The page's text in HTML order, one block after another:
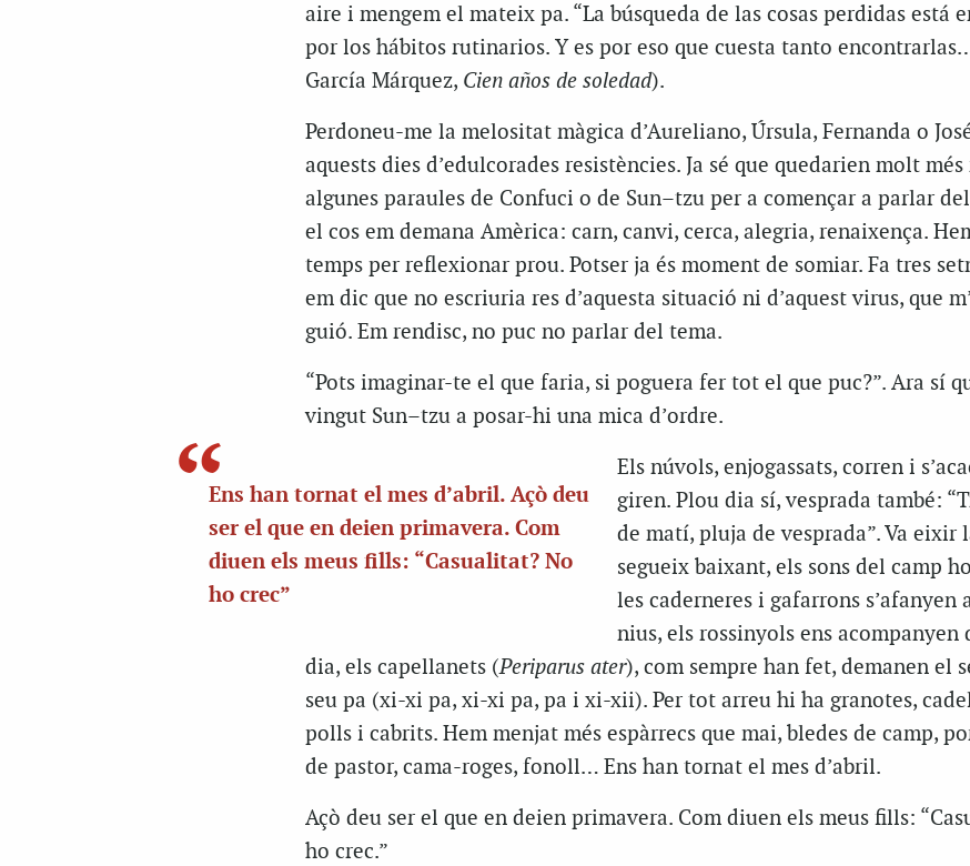
aire i mengem el mateix pa. “La búsqueda de las cosas perdidas está
por los hábitos rutinarios. Y espor eso que cuesta tanto encontrarlas
García Márquez, Cien años de soledad).
Perdoneu-me la melositat màgica d’Aureliano, Úrsula, Fernanda o
aquests dies d’edulcorades resistències. Ja sé que quedarien molt més
algunes paraules de Confuci o de Sun–tzuper a començar a parlar
el cos em demana Amèrica: carn, canvi, cerca, alegria, renaixença.
temps per reflexionar prou. Potser ja és moment de somiar. Fa tres
em dic que no escriuria res d’aquesta situació ni d’aquest virus, que
guió. Em rendisc, no puc no parlar del tema.
“Pots imaginar-te el que faria, si poguera fer tot el que puc?”. Ara sí
vingut Sun–tzua posar-hi una mica d’ordre.
Ens han tornat el mes d’abril. Açò deu
ser el que en deien primavera. Com
diuen els meus fills: “Casualitat? No
ho crec”
Els núvols, enjogassats, corren i
giren. Plou dia sí, vesprada també:
de matí, pluja de vesprada”. Va eixir
segueix baixant, els sons del camp
les caderneres i gafarrons s’afanyen
nius, els rossinyols ens acompanyen
dia, els capellanets (Periparus ater), com sempre han fet, demanen el
seu pa (xi-xi pa, xi-xi pa, pa i xi-xii).Per tot arreu hi ha granotes,
polls i cabrits. Hem menjat més espàrrecs que mai, bledes de camp,
de pastor, cama-roges, fonoll… Ens han tornat el mes d’abril.
Açò deu ser el que en deien primavera. Com diuen els meus fills:
ho crec.”